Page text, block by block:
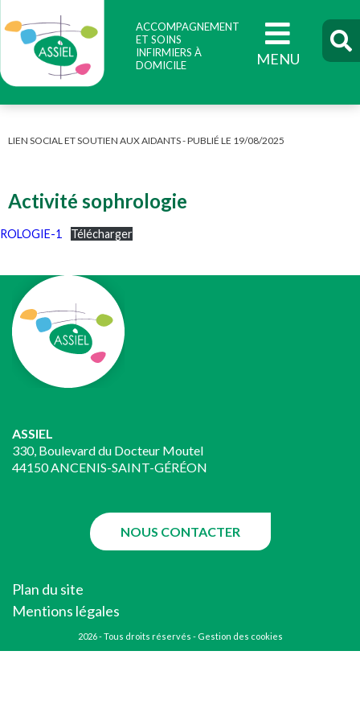
ACCOMPAGNEMENT
ET SOINS
INFIRMIERS À
DOMICILE
LIEN SOCIAL ET SOUTIEN AUX AIDANTS - PUBLIÉ LE 19/08/2025
Activité sophrologie
1 Télécharger
ASSIEL
330, Boulevard du Docteur Moutel
44150 ANCENIS-SAINT-GÉRÉON
NOUS CONTACTER
Plan du site
Mentions légales
2026 - Tous droits réservés - Gestion des cookies